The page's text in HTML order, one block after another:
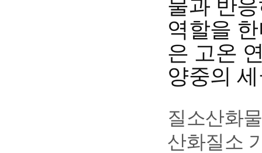
물과 반
역할을
은 고온
양중의
질소산화
산화질소